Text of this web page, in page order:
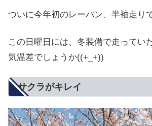
ついに今年初のレーパン、半袖走り
この日曜日には、冬装備で走ってい
気温差でしょうか((+_+))
サクラがキレイ